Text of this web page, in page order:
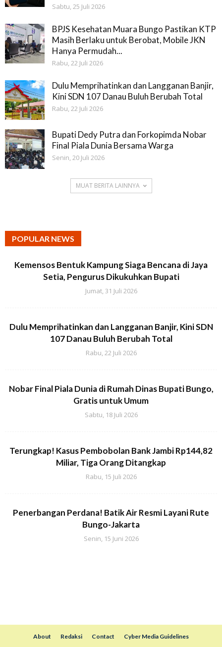
Sabtu, 25 Juli 2026
BPJS Kesehatan Muara Bungo Pastikan KTP
Masih Berlaku untuk Berobat, Mobile JKN
Hanya Permudah...
Rabu, 22 Juli 2026
Dulu Memprihatinkan dan Langganan Banjir,
Kini SDN 107 Danau Buluh Berubah Total
Rabu, 22 Juli 2026
Bupati Dedy Putra dan Forkopimda Nobar
Final Piala Dunia Bersama Warga
Senin, 20 Juli 2026
MUAT BERITA LAINNYA
POPULAR NEWS
Kemensos Bentuk Kampung Siaga Bencana di Jaya
Setia, Pengurus Dikukuhkan Bupati
Jumat, 31 Juli 2026
Dulu Memprihatinkan dan Langganan Banjir, Kini SDN
107 Danau Buluh Berubah Total
Rabu, 22 Juli 2026
Nobar Final Piala Dunia di Rumah Dinas Bupati Bungo,
Gratis untuk Umum
Sabtu, 18 Juli 2026
Terungkap! Kasus Pembobolan Bank Jambi Rp144,82
Miliar, Tiga Orang Ditangkap
Rabu, 15 Juli 2026
Penerbangan Perdana! Batik Air Resmi Layani Rute
Bungo-Jakarta
Senin, 15 Juni 2026
About Redaksi Contact Cyber Media Guidelines